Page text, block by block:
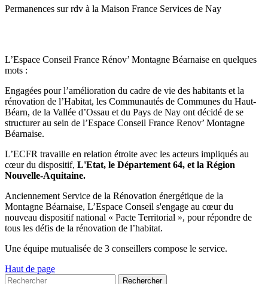
Permanences sur rdv à la Maison France Services de Nay
L’Espace Conseil France Rénov’ Montagne Béarnaise en quelques
mots :
Engagées pour l’amélioration du cadre de vie des habitants et la
rénovation de l’Habitat, les Communautés de Communes du Haut-
Béarn, de la Vallée d’Ossau et du Pays de Nay ont décidé de se
structurer au sein de l’Espace Conseil France Renov’ Montagne
Béarnaise.
L’ECFR travaille en relation étroite avec les acteurs impliqués au
cœur du dispositif, L'Etat, le Département 64, et la Région
Nouvelle-Aquitaine.
Anciennement Service de la Rénovation énergétique de la
Montagne Béarnaise, L’Espace Conseil s'engage au cœur du
nouveau dispositif national « Pacte Territorial », pour répondre de
tous les défis de la rénovation de l’habitat.
Une équipe mutualisée de 3 conseillers compose le service.
Haut de page